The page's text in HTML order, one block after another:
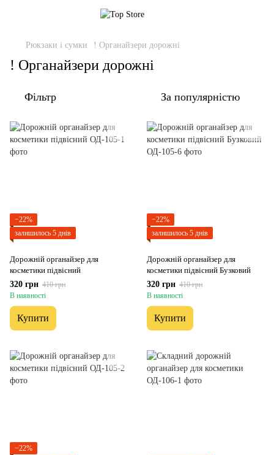
Рюкзаки і сумки ! Органайзери дорожні
! Органайзери дорожні
Фільтр За популярністю
−22%
залишилось 5 днів
Дорожній органайзер для
косметики підвісний
320 грн 410 грн
В наявності
Купити
−22%
залишилось 5 днів
Дорожній органайзер для
косметики підвісний Бузковий
320 грн 410 грн
В наявності
Купити
−22%